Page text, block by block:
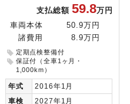
支払総額59.8万円
車両本体
50.9万円
諸費用
8.9万円
定期点検整備付
保証付（全車1ヶ月・
1,000km）
年式
2016年1月
車検
2027年1月